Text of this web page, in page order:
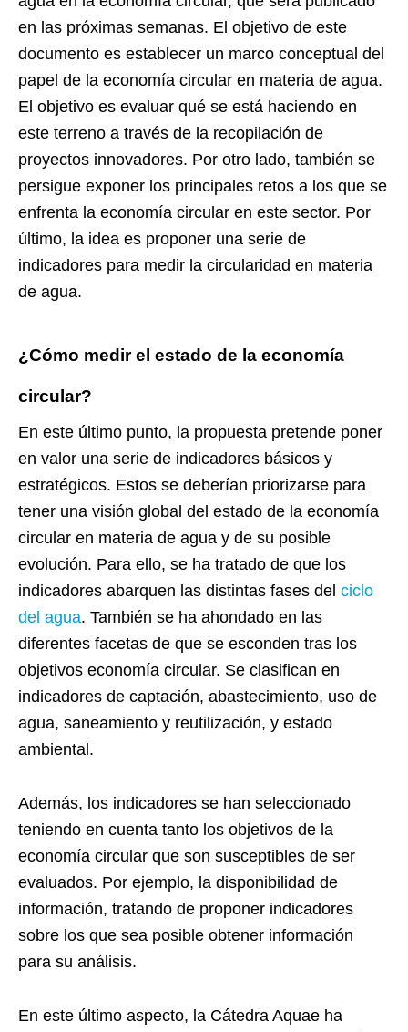
en las próximas semanas. El objetivo de este
documento es establecer un marco conceptual del
papel de la economía circular en materia de agua.
El objetivo es evaluar qué se está haciendo en
este terreno a través de la recopilación de
proyectos innovadores. Por otro lado, también se
persigue exponer los principales retos a los que se
enfrenta la economía circular en este sector. Por
último, la idea es proponer una serie de
indicadores para medir la circularidad en materia
de agua.
¿Cómo medir el estado de la economía
circular?
En este último punto, la propuesta pretende poner
en valor una serie de indicadores básicos y
estratégicos. Estos se deberían priorizarse para
tener una visión global del estado de la economía
circular en materia de agua y de su posible
evolución. Para ello, se ha tratado de que los
indicadores abarquen las distintas fases del ciclo
del agua. También se ha ahondado en las
diferentes facetas de que se esconden tras los
objetivos economía circular. Se clasifican en
indicadores de captación, abastecimiento, uso de
agua, saneamiento y reutilización, y estado
ambiental.
Además, los indicadores se han seleccionado
teniendo en cuenta tanto los objetivos de la
economía circular que son susceptibles de ser
evaluados. Por ejemplo, la disponibilidad de
información, tratando de proponer indicadores
sobre los que sea posible obtener información
para su análisis.
En este último aspecto, la Cátedra Aquae ha